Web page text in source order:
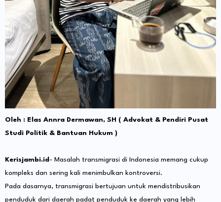
Oleh : Elas Annra Dermawan, SH ( Advokat & Pendiri Pusat
Studi Politik & Bantuan Hukum )
Kerisjambi.id - Masalah transmigrasi di Indonesia memang cukup
kompleks dan sering kali menimbulkan kontroversi.
Pada dasarnya, transmigrasi bertujuan untuk mendistribusikan
penduduk dari daerah padat penduduk ke daerah yang lebih